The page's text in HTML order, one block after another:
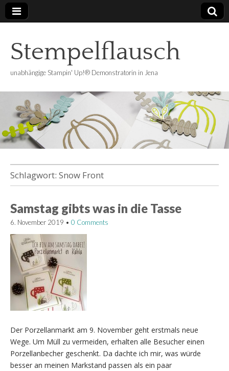
Stempelflausch
unabhängige Stampin' Up!® Demonstratorin in Jena
Schlagwort: Snow Front
Samstag gibts was in die Tasse
6. November 2019 • 0 Comments
Der Porzellanmarkt am 9. November geht erstmals neue
Wege. Um Müll zu vermeiden, erhalten alle Besucher einen
Porzellanbecher geschenkt. Da dachte ich mir, was würde
besser an meinen Markstand passen als ein paar